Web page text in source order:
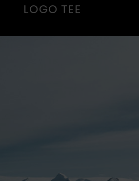
LOGO TEE